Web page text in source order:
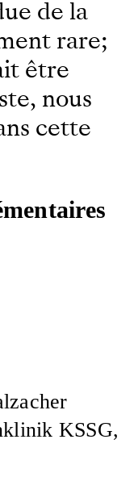
de la
rare;
être
nous
cette
KSSG,